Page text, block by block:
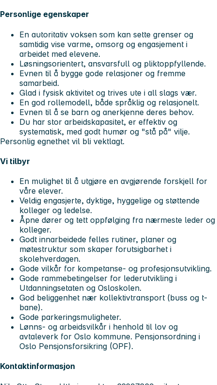
Personlige egenskaper
En autoritativ voksen som kan sette grenser og
samtidig vise varme, omsorg og engasjement i
arbeidet med elevene.
Løsningsorientert, ansvarsfull og pliktoppfyllende.
Evnen til å bygge gode relasjoner og fremme
samarbeid.
Glad i fysisk aktivitet og trives ute i all slags vær.
En god rollemodell, både språklig og relasjonelt.
Evnen til å se barn og anerkjenne deres behov.
Du har stor arbeidskapasitet, er effektiv og
systematisk, med godt humør og "stå på" vilje.
Personlig egnethet vil bli vektlagt.
Vi tilbyr
En mulighet til å utgjøre en avgjørende forskjell for
våre elever.
Veldig engasjerte, dyktige, hyggelige og støttende
kolleger og ledelse.
Åpne dører og tett oppfølging fra nærmeste leder og
kolleger.
Godt innarbeidede felles rutiner, planer og
møtestruktur som skaper forutsigbarhet i
skolehverdagen.
Gode vilkår for kompetanse- og profesjonsutvikling.
Gode rammebetingelser for lederutvikling i
Utdanningsetaten og Osloskolen.
God beliggenhet nær kollektivtransport (buss og t-
bane).
Gode parkeringsmuligheter.
Lønns- og arbeidsvilkår i henhold til lov og
avtaleverk for Oslo kommune. Pensjonsordning i
Oslo Pensjonsforsikring (OPF).
Kontaktinformasjon